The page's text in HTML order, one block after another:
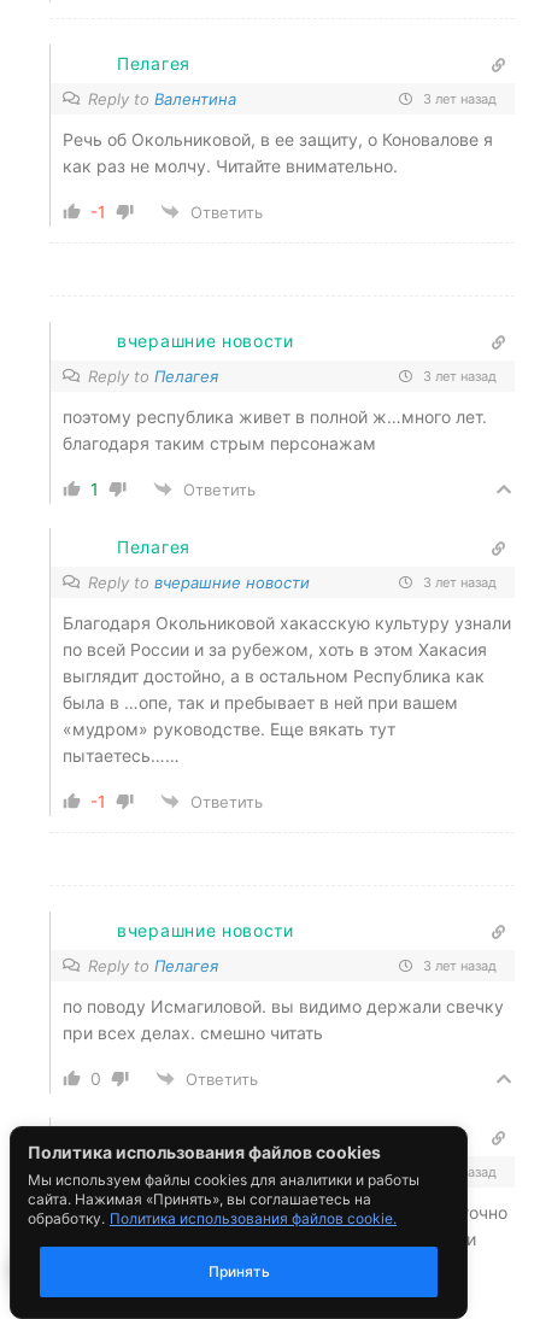
Политика использования файлов cookies
Мы используем файлы cookies для аналитики и работы
сайта. Нажимая «Принять», вы соглашаетесь на
обработку. Политика использования файлов cookie.
Принять